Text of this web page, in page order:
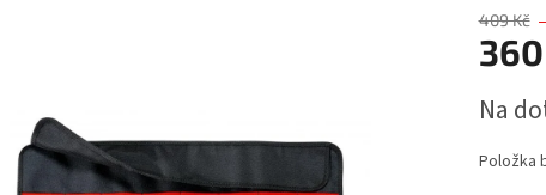
409 Kč
cena:
Na
Položka